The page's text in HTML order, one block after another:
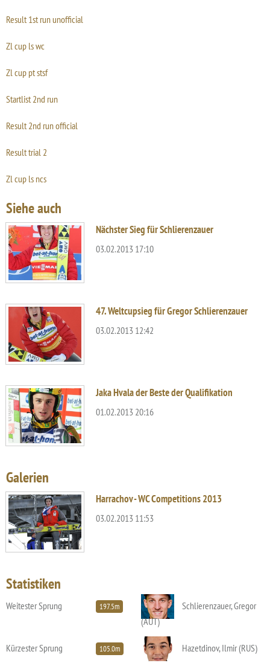
Result 1st run unofficial
Zl cup ls wc
Zl cup pt stsf
Startlist 2nd run
Result 2nd run official
Result trial 2
Zl cup ls ncs
Siehe auch
Nächster Sieg für Schlierenzauer
03.02.2013 17:10
47. Weltcupsieg für Gregor Schlierenzauer
03.02.2013 12:42
Jaka Hvala der Beste der Qualifikation
01.02.2013 20:16
Galerien
Harrachov - WC Competitions 2013
03.02.2013 11:53
Statistiken
Weitester Sprung 197.5m
Schlierenzauer, Gregor
(AUT)
Kürzester Sprung 105.0m Hazetdinov, Ilmir (RUS)